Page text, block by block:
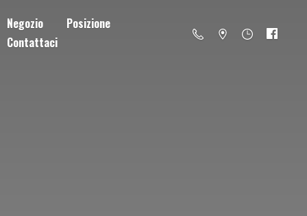
Negozio
Posizione
Contattaci